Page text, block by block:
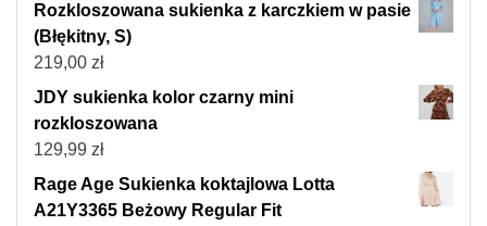
Rozkloszowana sukienka z karczkiem w pasie
(Błękitny, S)
219,00 zł
JDY sukienka kolor czarny mini
rozkloszowana
129,99 zł
Rage Age Sukienka koktajlowa Lotta
A21Y3365 Beżowy Regular Fit